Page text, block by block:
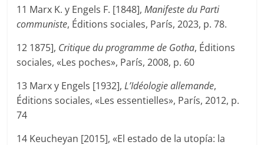
11 Marx K. y Engels F. [1848],Manifeste du Parti
communiste, Éditions sociales, París, 2023, p. 78.
12 1875], Critique du programme de Gotha, Éditions
sociales, «Les poches», París, 2008, p. 60
13 Marx y Engels [1932],L’Idéologie allemande,
Éditions sociales, «Les essentielles», París, 2012, p.
74
14 Keucheyan [2015], «El estado de la utopía: la